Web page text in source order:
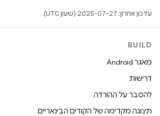
עדכון אחרון: 2025-07-27 (שעון UTC).
BUILD
מאגר Android
דרישות
להסבר על ההורדה
תצוגה מקדימה של הקודים הבינאריים